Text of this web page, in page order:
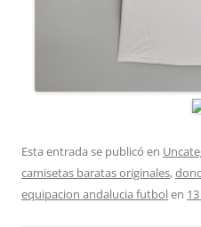
Esta entrada se publicó en
camisetas baratas originales,
equipacion andalucia futbolen